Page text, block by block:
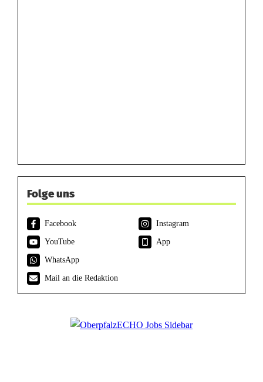
Folge uns
Facebook
Instagram
YouTube
App
WhatsApp
Mail an die Redaktion